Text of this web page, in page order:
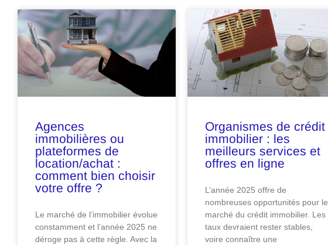
Agences
immobilières ou
plateformes de
location/achat :
comment bien choisir
votre offre ?
Le marché de l’immobilier évolue
constamment et l’année 2025 ne
déroge pas à cette règle. Avec la
Organismes de crédit
immobilier : les
meilleurs services et
offres en ligne
L’année 2025 offre de
nombreuses opportunités pour le
marché du crédit immobilier. Les
taux devraient rester stables,
voire connaître une